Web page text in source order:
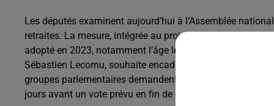
Les députés examinent aujourd’hui à l’Assemblée
retraites. La mesure, intégrée au projet de loi de
adopté en 2023, notamment l’âge légal de départ et la
Sébastien Lecornu, souhaite encadrer ce débat sans
groupes parlementaires demandent un moratoire plus
jours avant un vote prévu en fin de semaine.